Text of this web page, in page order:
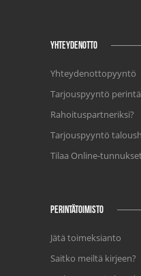
YHTEYDENOTTO
Yhteydenottopyyntö
Tarjouspyyntö
Rahoituspartneriksi?
Tarjouspyyntö
Tilaa Online-
PERINTÄTOIMISTO
Jätä toimeksianto
Saitko meiltä kirjeen?